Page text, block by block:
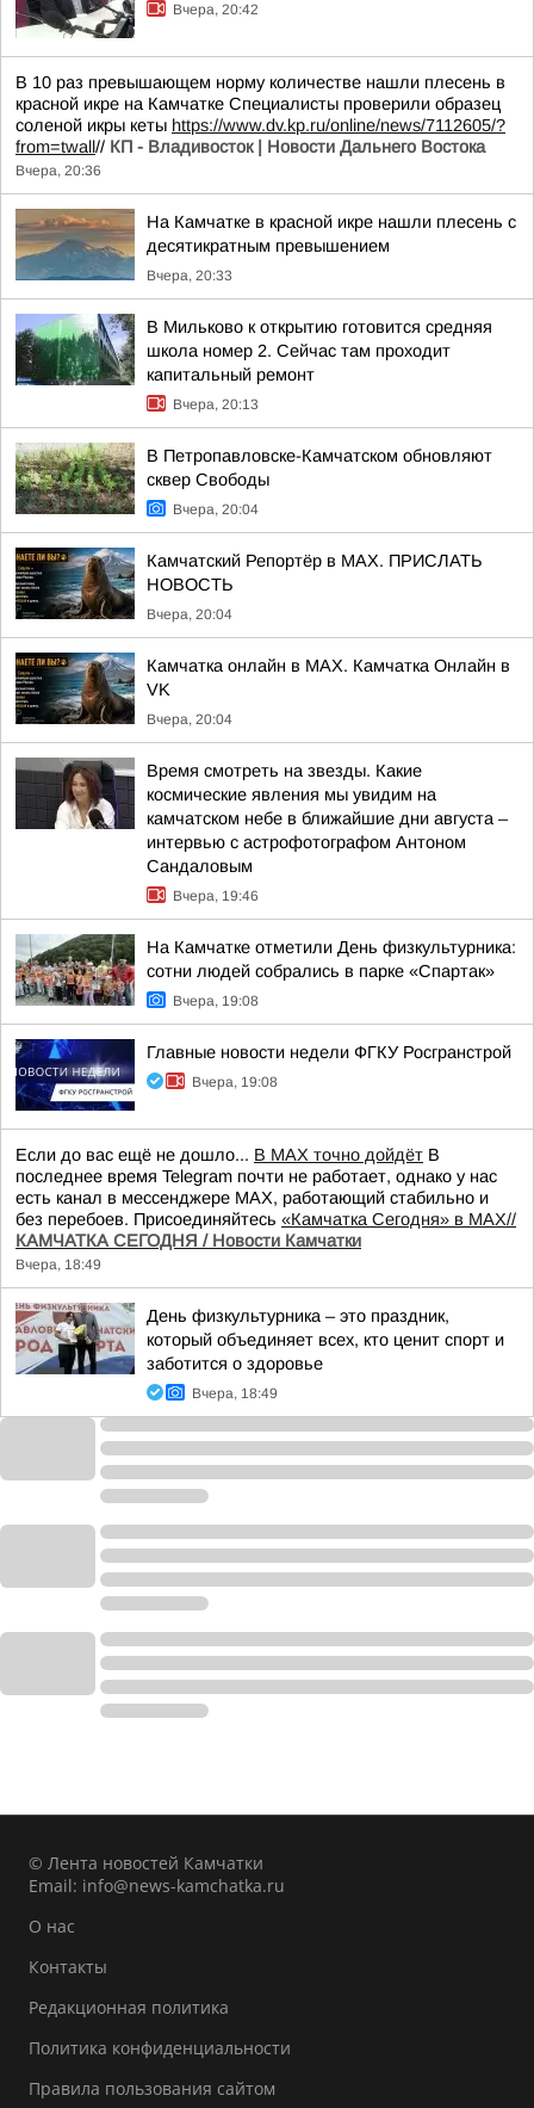
Вчера, 20:42
В 10 раз превышающем норму количестве нашли плесень в
красной икре на Камчатке Специалисты проверили образец
соленой икры кеты https://www.dv.kp.ru/online/news/7112605/?
from=twall// КП - Владивосток | Новости Дальнего Востока
Вчера, 20:36
На Камчатке в красной икре нашли плесень с
десятикратным превышением
Вчера, 20:33
В Мильково к открытию готовится средняя
школа номер 2. Сейчас там проходит
капитальный ремонт
Вчера, 20:13
В Петропавловске-Камчатском обновляют
сквер Свободы
Вчера, 20:04
Камчатский Репортёр в MAX. ПРИСЛАТЬ
НОВОСТЬ
Вчера, 20:04
Камчатка онлайн в MAX. Камчатка Онлайн в
VK
Вчера, 20:04
Время смотреть на звезды. Какие
космические явления мы увидим на
камчатском небе в ближайшие дни августа –
интервью с астрофотографом Антоном
Сандаловым
Вчера, 19:46
На Камчатке отметили День физкультурника:
сотни людей собрались в парке «Спартак»
Вчера, 19:08
Главные новости недели ФГКУ Росгранстрой
Вчера, 19:08
Если до вас ещё не дошло... В MAX точно дойдёт В
последнее время Telegram почти не работает, однако у нас
есть канал в мессенджере MAX, работающий стабильно и
без перебоев. Присоединяйтесь «Камчатка Сегодня» в MAX//
КАМЧАТКА СЕГОДНЯ / Новости Камчатки
Вчера, 18:49
День физкультурника – это праздник,
который объединяет всех, кто ценит спорт и
заботится о здоровье
Вчера, 18:49
© Лента новостей Камчатки
Email: info@news-kamchatka.ru
О нас
Контакты
Редакционная политика
Политика конфиденциальности
Правила пользования сайтом